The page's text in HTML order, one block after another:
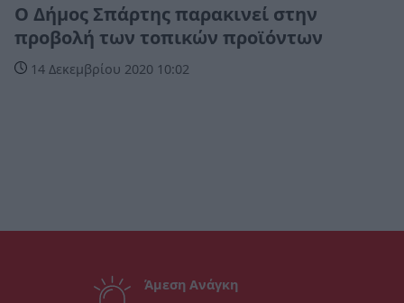
Ο Δήμος Σπάρτης παρακινεί στην
προβολή των τοπικών προϊόντων
14 Δεκεμβρίου 2020 10:02
Άμεση Ανάγκη